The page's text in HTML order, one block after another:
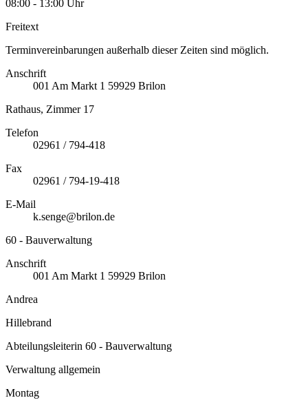
08:00 - 13:00 Uhr
Freitext
Terminvereinbarungen außerhalb dieser Zeiten sind möglich.
Anschrift
001 Am Markt 1 59929 Brilon
Rathaus, Zimmer 17
Telefon
02961 / 794-418
Fax
02961 / 794-19-418
E-Mail
k.senge@brilon.de
60 - Bauverwaltung
Anschrift
001 Am Markt 1 59929 Brilon
Andrea
Hillebrand
Abteilungsleiterin 60 - Bauverwaltung
Verwaltung allgemein
Montag